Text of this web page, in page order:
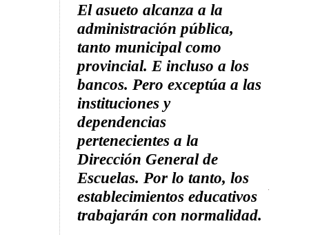
El asueto alcanza a la
administración pública,
tanto municipal como
provincial. E incluso a los
bancos. Pero exceptúa a las
instituciones y
dependencias
pertenecientes a la
Dirección General de
Escuelas. Por lo tanto, los
establecimientos educativos
trabajarán con normalidad.